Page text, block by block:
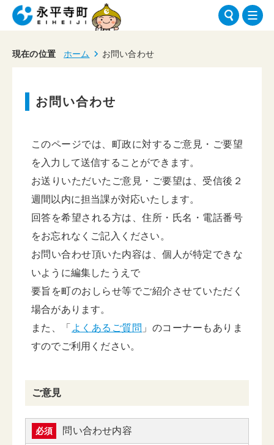
現在の位置 ホーム お問い合わせ
お問い合わせ
このページでは、町政に対するご意見・ご要望
を入力して送信することができます。
お送りいただいたご意見・ご要望は、受信後２
週間以内に担当課が対応いたします。
回答を希望される方は、住所・氏名・電話番号
をお忘れなくご記入ください。
お問い合わせ頂いた内容は、個人が特定できな
いように編集したうえで
要旨を町のおしらせ等でご紹介させていただく
場合があります。
また、「 よくあるご質問 」のコーナーもありま
すのでご利用ください。
ご意見
必須 問い合わせ内容